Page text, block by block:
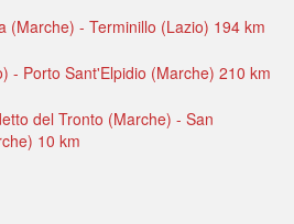
(Marche) - Terminillo (Lazio) 194 km
- Porto Sant'Elpidio (Marche) 210 km
del Tronto (Marche) - San
10 km